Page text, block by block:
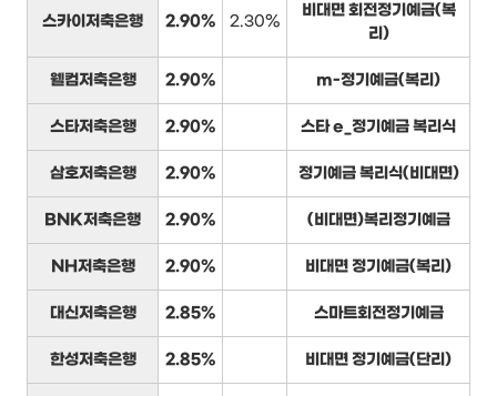
스카이저축은행 2.90% 2.30%
비대면 회전정기예금(복
리)
웰컴저축은행 2.90% m-정기예금(복리)
스타저축은행 2.90% 스타 e_정기예금 복리식
삼호저축은행 2.90% 정기예금 복리식(비대면)
BNK저축은행 2.90% (비대면)복리정기예금
NH저축은행 2.90% 비대면 정기예금(복리)
대신저축은행 2.85% 스마트회전정기예금
한성저축은행 2.85% 비대면 정기예금(단리)